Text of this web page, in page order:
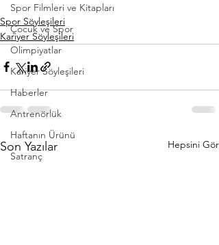
Spor Filmleri ve Kitapları
Çocuk ve Spor
Olimpiyatlar
Kariyer Söyleşileri
Haberler
Antrenörlük
Haftanın Ürünü
Satranç
Spor Söyleşileri
Kariyer Söyleşileri
Son Yazılar Hepsini Gör